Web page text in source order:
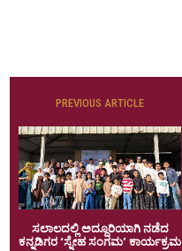
PREVIOUS ARTICLE
ಸಲಾಲದಲ್ಲಿ ಅದ್ದೂರಿಯಾಗಿ ನಡೆದ
ಕನ್ನಡಿಗರ ‘ಸ್ನೇಹ ಸಂಗಮ’ ಕಾರ್ಯಕ್ರಮ